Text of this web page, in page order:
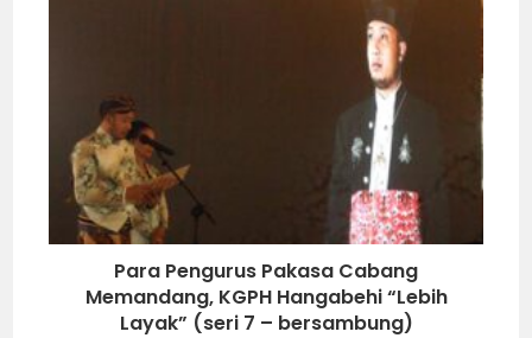
Para Pengurus Pakasa Cabang
Memandang, KGPH Hangabehi “Lebih
Layak” (seri 7 – bersambung)